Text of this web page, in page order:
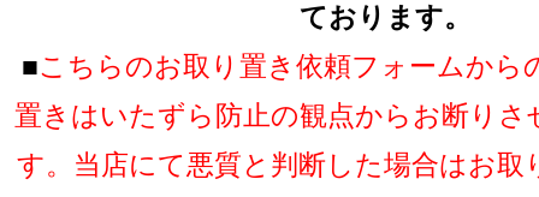
ております。
■こちらのお取り置き依頼フォームから
置きはいたずら防止の観点からお断り
す。当店にて悪質と判断した場合はお取